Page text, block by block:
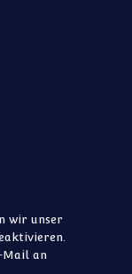
wir unser
Mail an